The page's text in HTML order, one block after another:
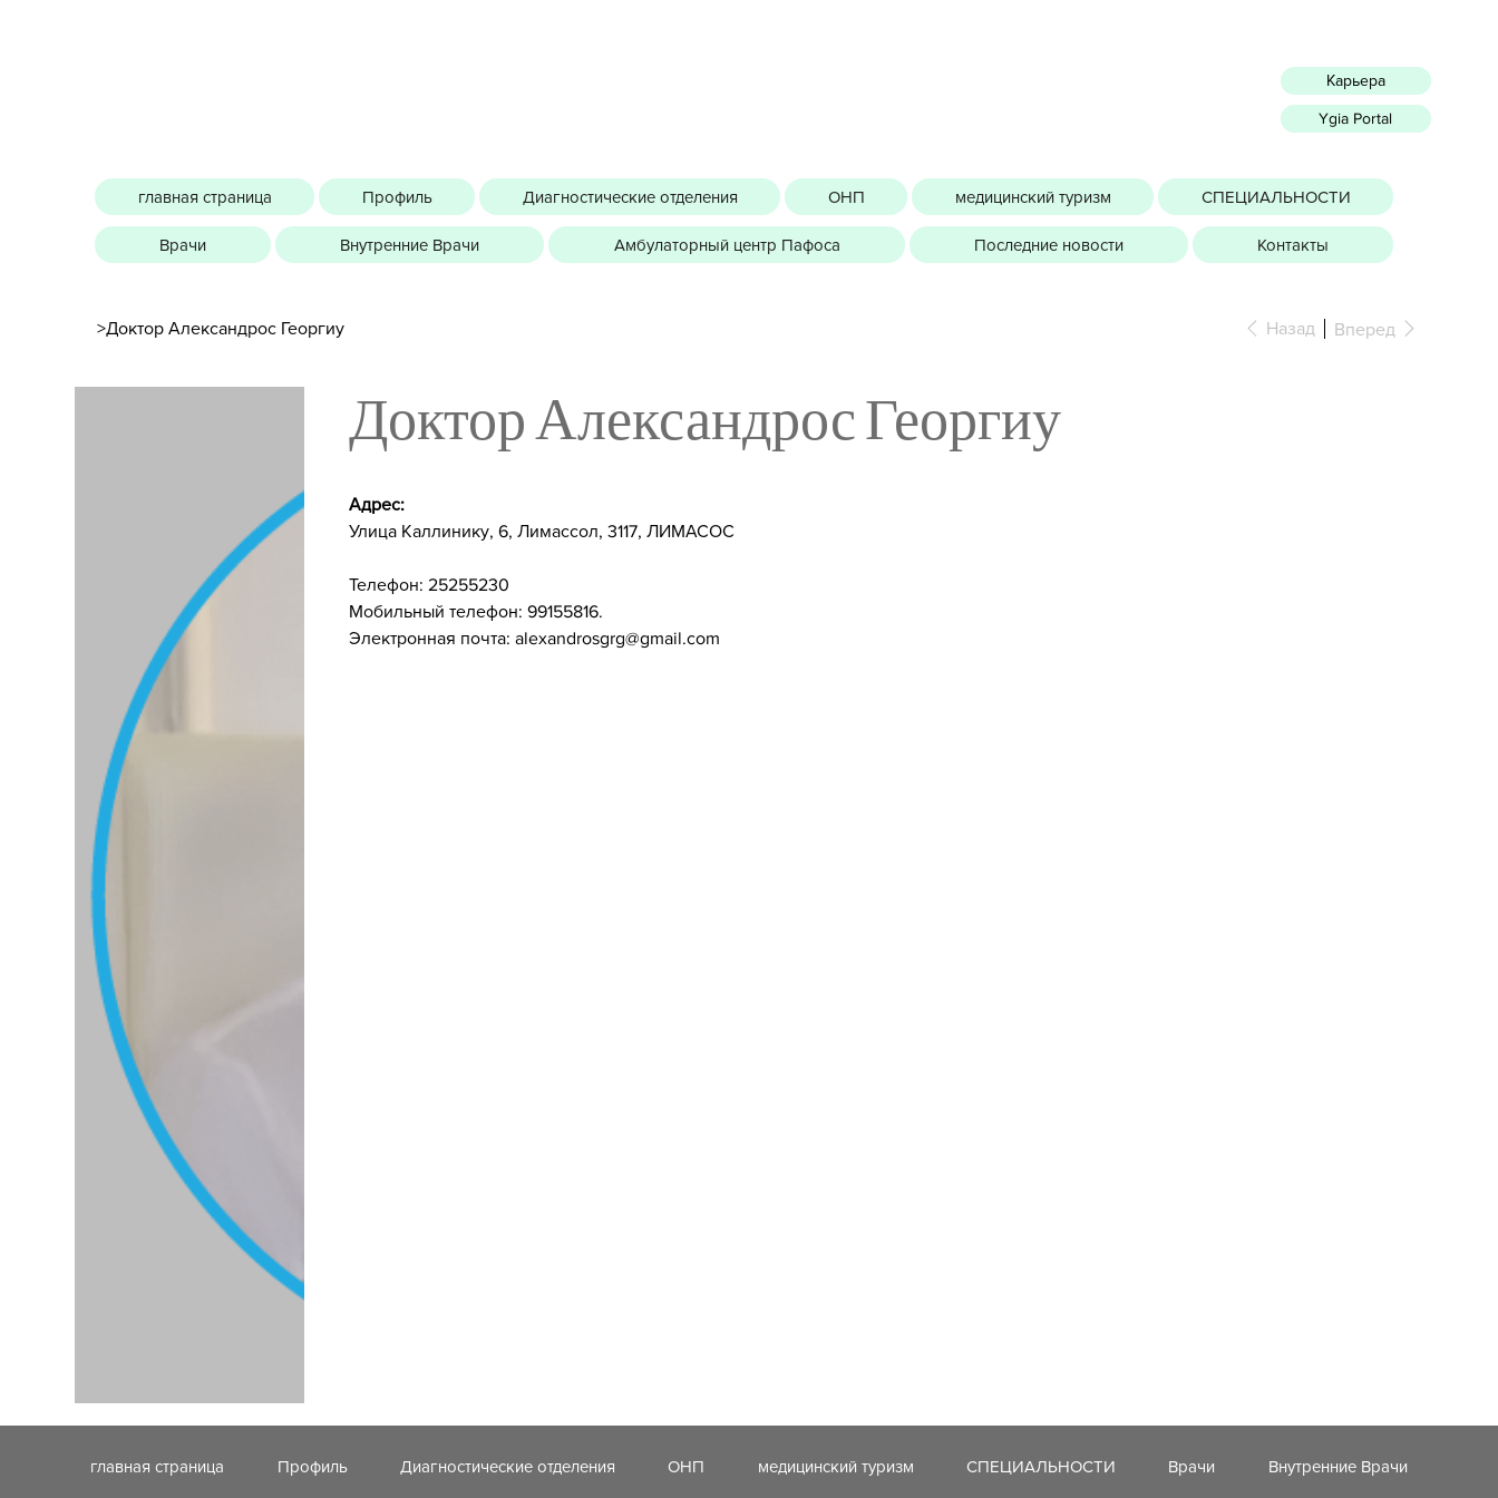
Карьера
Ygia Portal
главная страница Профиль Диагностические отделения ОНП медицинский туризм СПЕЦИАЛЬНОСТИ
Врачи Внутренние Врачи Амбулаторный центр Пафоса Последние новости Контакты
>Доктор Александрос Георгиу Назад Вперед
Доктор Александрос Георгиу
Адрес:
Улица Каллинику, 6, Лимассол, 3117, ЛИМАСОС
Телефон: 25255230
Мобильный телефон: 99155816.
Электронная почта: alexandrosgrg@gmail.com
главная страница Профиль Диагностические отделения ОНП медицинский туризм СПЕЦИАЛЬНОСТИ Врачи Внутренние Врачи